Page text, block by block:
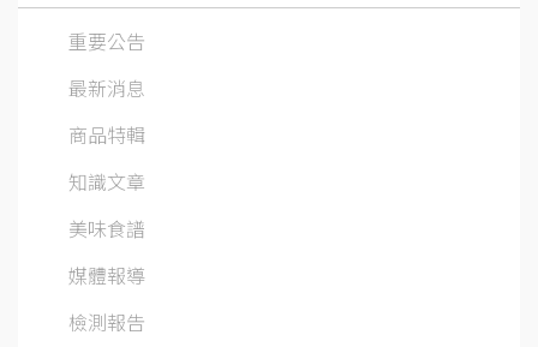
重要公告
最新消息
商品特輯
知識文章
美味食譜
媒體報導
檢測報告